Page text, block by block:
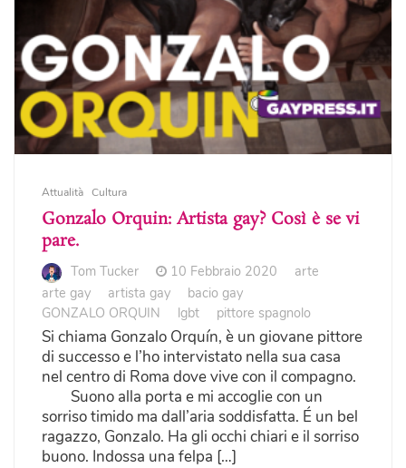
Attualità Cultura
Gonzalo Orquin: Artista gay? Così è se vi
pare.
Tom Tucker 10 Febbraio 2020
arte
arte gay
artista gay
bacio gay
GONZALO ORQUIN
lgbt pittore spagnolo
Si chiama Gonzalo Orquín, è un giovane pittore
di successo e l’ho intervistato nella sua casa
nel centro di Roma dove vive con il compagno.
Suono alla porta e mi accoglie con un
sorriso timido ma dall’aria soddisfatta. É un bel
ragazzo, Gonzalo. Ha gli occhi chiari e il sorriso
buono. Indossa una felpa […]